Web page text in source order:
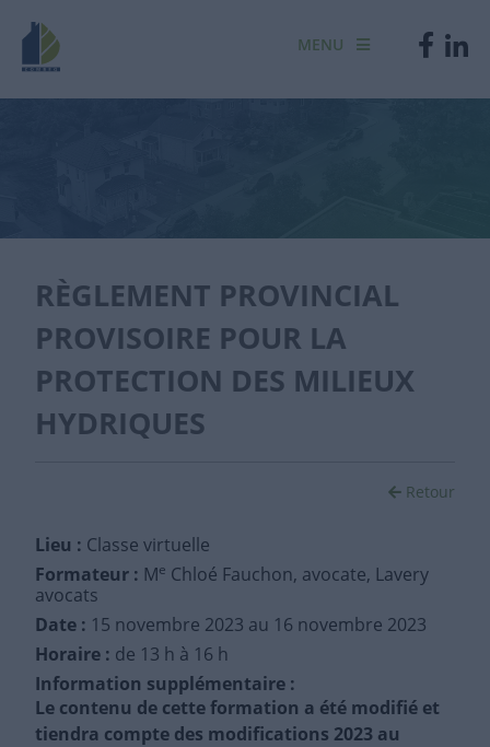
MENU
RÈGLEMENT PROVINCIAL
PROVISOIRE POUR LA
PROTECTION DES MILIEUX
HYDRIQUES
Retour
Lieu : Classe virtuelle
Formateur : Me Chloé Fauchon, avocate, Lavery
avocats
Date : 15 novembre 2023 au 16 novembre 2023
Horaire : de 13 h à 16 h
Information supplémentaire :
Le contenu de cette formation a été modifié et
tiendra compte des modifications 2023 au